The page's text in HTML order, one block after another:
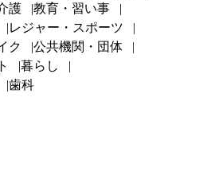
護
教育・習い事
レジャー・スポーツ
ク
公共機関・団体
暮らし
歯科